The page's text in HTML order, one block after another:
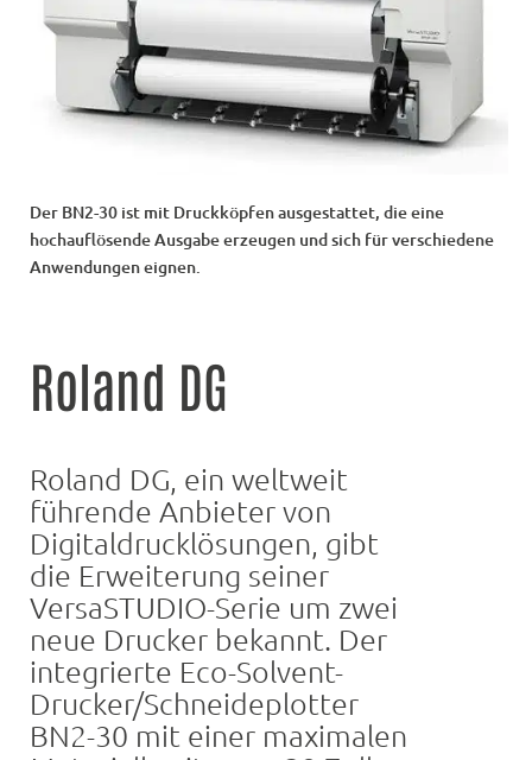
Der BN2-30 ist mit Druckköpfen ausgestattet, die eine
hochauflösende Ausgabe erzeugen und sich für verschiedene
Anwendungen eignen.
Roland DG
Roland DG, ein weltweit
führende Anbieter von
Digitaldrucklösungen, gibt
die Erweiterung seiner
VersaSTUDIO-Serie um zwei
neue Drucker bekannt. Der
integrierte Eco-Solvent-
Drucker/Schneideplotter
BN2-30 mit einer maximalen